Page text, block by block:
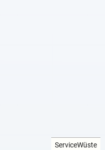
ServiceWüste